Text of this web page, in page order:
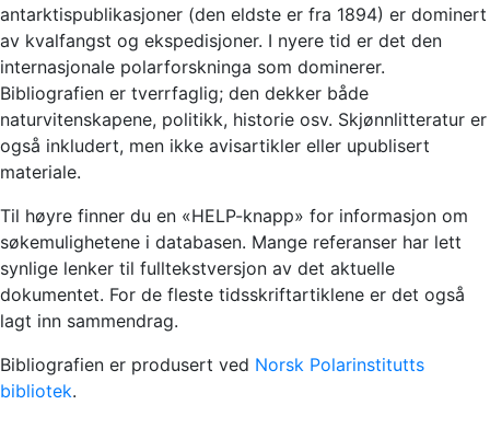
antarktispublikasjoner (den eldste er fra 1894) er dominert
av kvalfangst og ekspedisjoner. I nyere tid er det den
internasjonale polarforskninga som dominerer.
Bibliografien er tverrfaglig; den dekker både
naturvitenskapene, politikk, historie osv. Skjønnlitteratur er
også inkludert, men ikke avisartikler eller upublisert
materiale.
Til høyre finner du en «HELP-knapp» for informasjon om
søkemulighetene i databasen. Mange referanser har lett
synlige lenker til fulltekstversjon av det aktuelle
dokumentet. For de fleste tidsskriftartiklene er det også
lagt inn sammendrag.
Bibliografien er produsert ved Norsk Polarinstitutts
bibliotek.